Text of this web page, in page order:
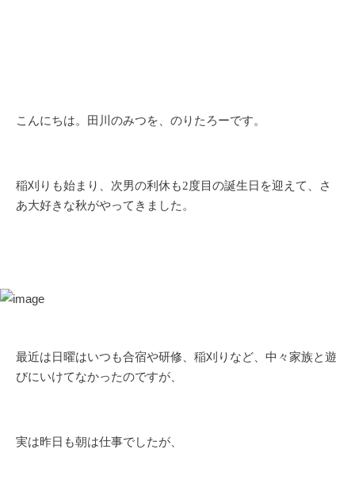
こんにちは。田川のみつを、のりたろーです。
稲刈りも始まり、次男の利休も2度目の誕生日を迎えて、さ
あ大好きな秋がやってきました。
最近は日曜はいつも合宿や研修、稲刈りなど、中々家族と遊
びにいけてなかったのですが、
実は昨日も朝は仕事でしたが、